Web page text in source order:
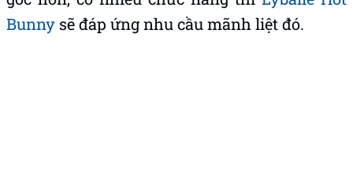
Bunny
sẽ đáp ứng nhu cầu mãnh liệt đó.